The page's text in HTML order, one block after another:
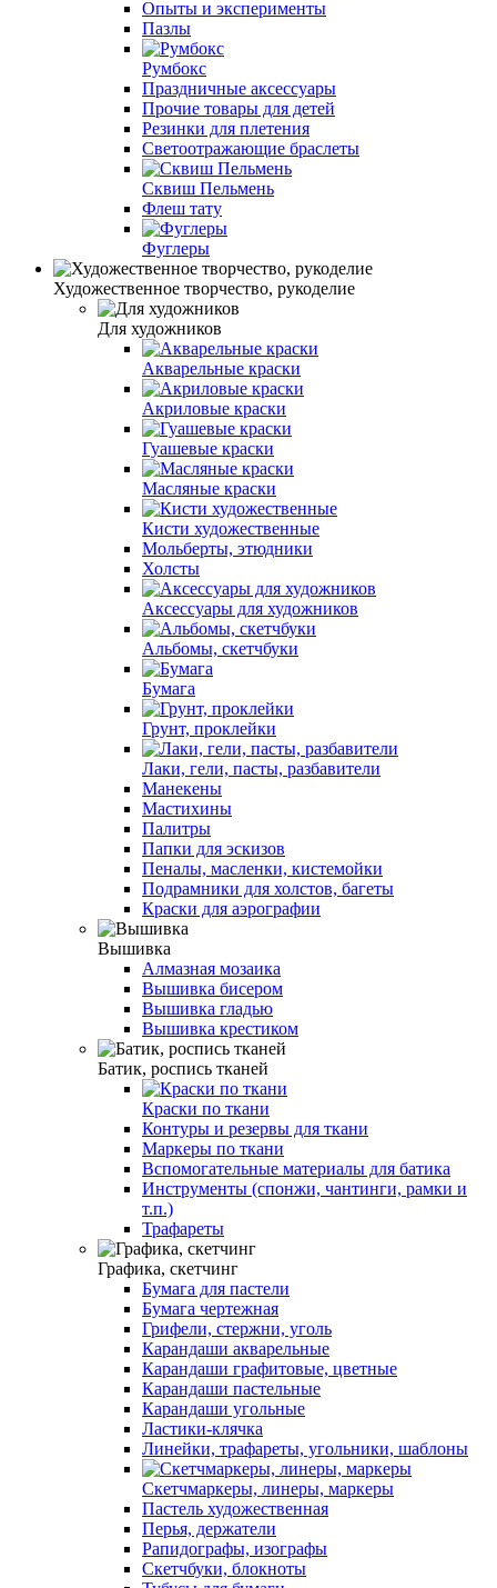
Опыты и эксперименты
Пазлы
Румбокс
Праздничные аксессуары
Прочие товары для детей
Резинки для плетения
Светоотражающие браслеты
Сквиш Пельмень
Флеш тату
Фуглеры
Художественное творчество, рукоделие
Для художников
Акварельные краски
Акриловые краски
Гуашевые краски
Масляные краски
Кисти художественные
Мольберты, этюдники
Холсты
Аксессуары для художников
Альбомы, скетчбуки
Бумага
Грунт, проклейки
Лаки, гели, пасты, разбавители
Манекены
Мастихины
Палитры
Папки для эскизов
Пеналы, масленки, кистемойки
Подрамники для холстов, багеты
Краски для аэрографии
Вышивка
Алмазная мозаика
Вышивка бисером
Вышивка гладью
Вышивка крестиком
Батик, роспись тканей
Краски по ткани
Контуры и резервы для ткани
Маркеры по ткани
Вспомогательные материалы для батика
Инструменты (спонжи, чантинги, рамки и
т.п.)
Трафареты
Графика, скетчинг
Бумага для пастели
Бумага чертежная
Грифели, стержни, уголь
Карандаши акварельные
Карандаши графитовые, цветные
Карандаши пастельные
Карандаши угольные
Ластики-клячка
Линейки, трафареты, угольники, шаблоны
Скетчмаркеры, линеры, маркеры
Пастель художественная
Перья, держатели
Рапидографы, изографы
Скетчбуки, блокноты